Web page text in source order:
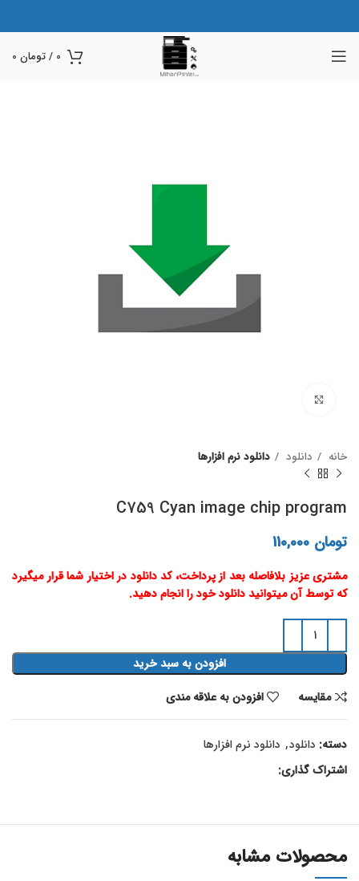
0
/تومان
خانه دانلود دانلود نرم افزارها
C759 Cyan image chip program
تومان
مشتری عزیز بلافاصله بعد از پرداخت، کد دانلود در اختیار شما قرار میگیرد
که توسط آن میتوانید دانلود خود را انجام دهید.
افزودن به سبد خرید
مقايسه
افزودن به علاقه مندی
دسته: دانلود, دانلود نرم افزارها
اشتراک گذاری:
محصولات مشابه